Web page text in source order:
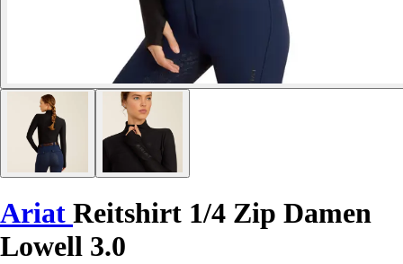
Ariat Reitshirt 1/4 Zip Damen
Lowell 3.0